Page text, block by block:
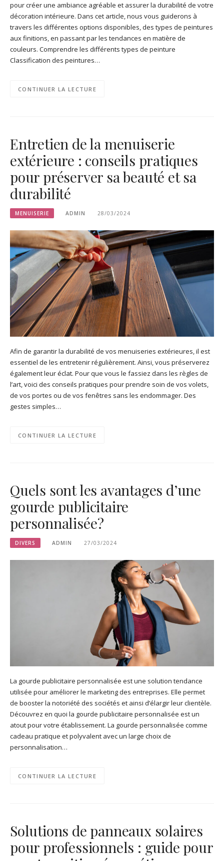
pour créer une ambiance agréable et assurer la durabilité de votre
décoration intérieure. Dans cet article, nous vous guiderons à
travers les différentes options disponibles, des types de peintures
aux finitions, en passant par les tendances en matière de
couleurs. Comprendre les différents types de peinture
Classification des peintures…
CONTINUER LA LECTURE
Entretien de la menuiserie
extérieure : conseils pratiques
pour préserver sa beauté et sa
durabilité
MENUISERIE ADMIN 28/03/2024
Afin de garantir la durabilité de vos menuiseries extérieures, il est
essentiel de les entretenir régulièrement. Ainsi, vous préserverez
également leur éclat. Pour que vous le fassiez dans les règles de
l’art, voici des conseils pratiques pour prendre soin de vos volets,
de vos portes ou de vos fenêtres sans les endommager. Des
gestes simples…
CONTINUER LA LECTURE
Quels sont les avantages d’une
gourde publicitaire
personnalisée ?
DIVERS ADMIN 27/03/2024
La gourde publicitaire personnalisée est une solution tendance
utilisée pour améliorer le marketing des entreprises. Elle permet
de booster la notoriété des sociétés et ainsi d’élargir leur clientèle.
Découvrez en quoi la gourde publicitaire personnalisée est un
atout pour votre établissement. La gourde personnalisée comme
cadeau pratique et polyvalent avec un large choix de
personnalisation…
CONTINUER LA LECTURE
Solutions de panneaux solaires
pour professionnels : guide pour